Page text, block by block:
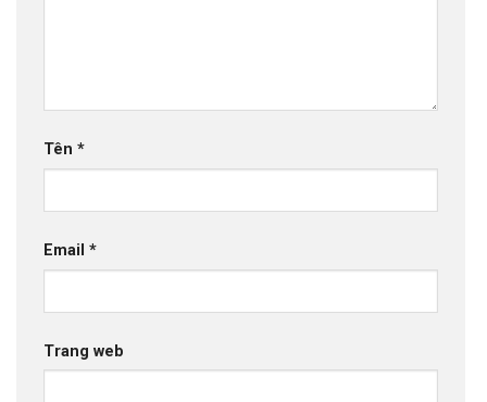
Tên *
Email *
Trang web